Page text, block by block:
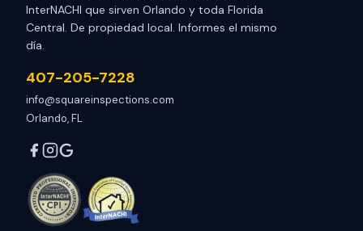
InterNACHI que sirven Orlando y toda Florida
Central. De propiedad local. Informes el mismo
día.
407-205-7228
info@squareinspections.com
Orlando, FL